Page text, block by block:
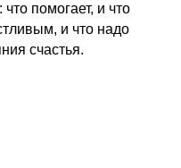
помогает, и что
и что надо
счастья.